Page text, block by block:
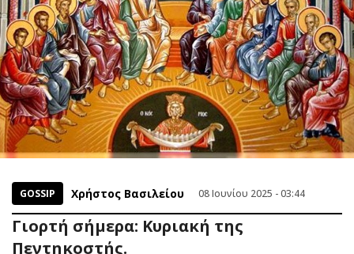
GOSSIP Χρήστος Βασιλείου 08 Ιουνίου 2025 - 03:44
Γιορτή σήμερα: Κυριακή της
Πεντηκοστής.